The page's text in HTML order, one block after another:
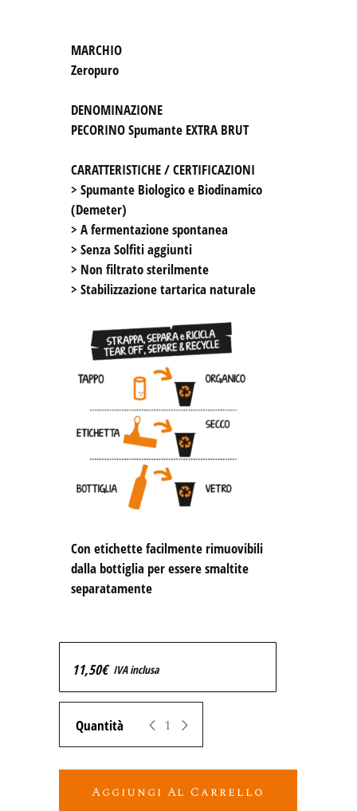
Zeropuro
DENOMINAZIONE
PECORINO Spumante EXTRA BRUT
CARATTERISTICHE / CERTIFICAZIONI
> Spumante Biologico e Biodinamico
(Demeter)
> A fermentazione spontanea
> Senza Solfiti aggiunti
> Non filtrato sterilmente
> Stabilizzazione tartarica naturale
Con etichette facilmente rimuovibili
dalla bottiglia per essere smaltite
separatamente
11,50€IVA inclusa
Zeropuro STILLAE Pecorino Spumante
Aggiungi Al Carrello